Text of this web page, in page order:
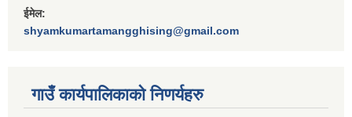
ईमेल:
shyamkumartamangghising@gmail.com
गाउँ कार्यपालिकाकाे निणर्यहरु